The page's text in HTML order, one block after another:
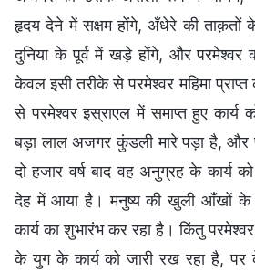
हृदय देने में सक्षम होंगे, अँधेरे की ताक़तों
दुनिया के पूर्व में खड़े होंगे, और परमेश्वर
केवल इसी तरीके से परमेश्वर महिमा
से परमेश्वर इस्राएल में समाप्त हुए कार्य
बड़ा लाल अजगर कुंडली मारे पड़ा है,
दो हजार वर्ष बाद वह अनुग्रह के कार्य
देह में आया है। मनुष्य की खुली आँखों के
कार्य का शुभारंभ कर रहा है। किंतु
के युग के कार्य को जारी रख रहा है,